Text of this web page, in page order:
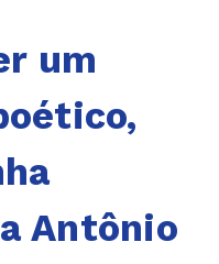
um
Antônio